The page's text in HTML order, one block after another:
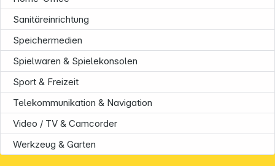
Sanitäreinrichtung
Speichermedien
Spielwaren & Spielekonsolen
Sport & Freizeit
Telekommunikation & Navigation
Video / TV & Camcorder
Werkzeug & Garten